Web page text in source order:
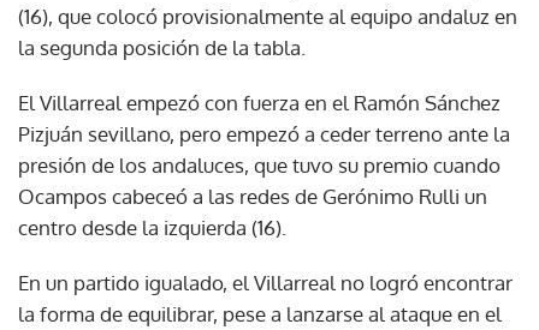
(16), que colocó provisionalmente al equipo andaluz en
la segunda posición de la tabla.
El Villarreal empezó con fuerza en el Ramón Sánchez
Pizjuán sevillano, pero empezó a ceder terreno ante la
presión de los andaluces, que tuvo su premio cuando
Ocampos cabeceó a las redes de Gerónimo Rulli un
centro desde la izquierda (16).
En un partido igualado, el Villarreal no logró encontrar
la forma de equilibrar, pese a lanzarse al ataque en el